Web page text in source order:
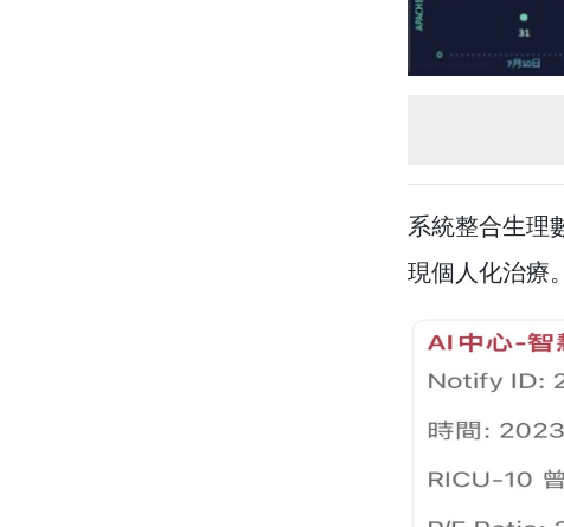
系統整合生理
現個人化治療